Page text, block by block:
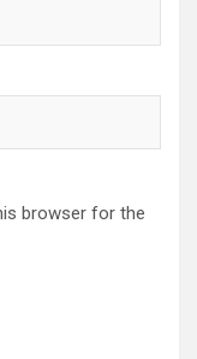
browser for the